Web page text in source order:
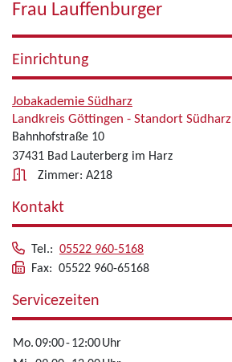
Frau Lauffenburger
Einrichtung
Jobakademie Südharz
Landkreis Göttingen - Standort Südharz
Bahnhofstraße 10
37431 Bad Lauterberg im Harz
Zimmer: A218
Kontakt
Tel.: 05522 960-5168
Fax: 05522 960-65168
Servicezeiten
Mo.09:00-12:00Uhr